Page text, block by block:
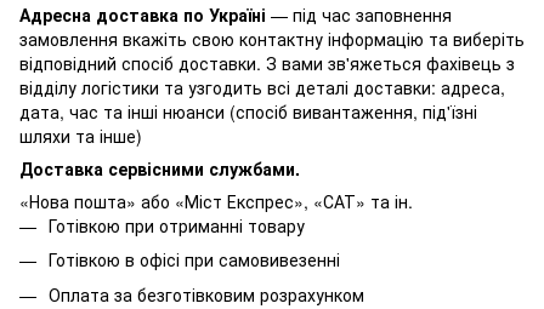
Адресна доставка по Україні — під час заповнення
замовлення вкажіть свою контактну інформацію та виберіть
відповідний спосіб доставки. З вами зв'яжеться фахівець з
відділу логістики та узгодить всі деталі доставки: адреса,
дата, час та інші нюанси (спосіб вивантаження, під'їзні
шляхи та інше)
Доставка сервісними службами.
«Нова пошта» або «Міст Експрес», «САТ» та ін.
Готівкою при отриманні товару
Готівкою в офісі при самовивезенні
Оплата за безготівковим розрахунком